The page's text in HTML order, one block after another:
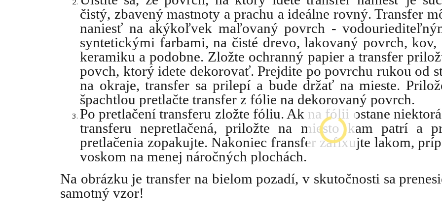
čistý, zbavený mastnoty a prachu a ideálne rovný. Transfer
naniesť na akýkoľvek maľovaný povrch -
syntetickými farbami, na čisté drevo, lakovaný povrch, kov,
keramiku a podobne. Zložte ochranný papier a transfer
povch, ktorý idete dekorovať. Prejdite po povrchu rukou od
na okraje, transfer sa prilepí a bude držať na mieste.
špachtlou pretlačte transfer z fólie na dekorovaný povrch.
Po pretlačení transferu zložte fóliu. Ak na fólii ostane
transferu nepretlačená, priložte na miesto kam patrí a
pretlačenia zopakujte. Nakoniec fransfer zafixujte lakom,
voskom na menej náročných plochách.
Na obrázku je transfer na bielom pozadí, v skutočnosti sa
samotný vzor!